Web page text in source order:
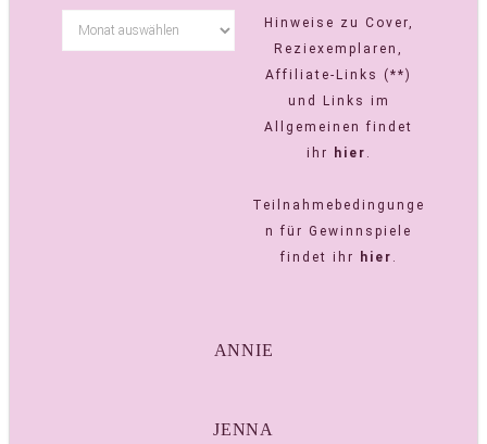
Hinweise zu Cover,
Reziexemplaren,
Affiliate-Links (**)
und Links im
Allgemeinen findet
ihr
hier .
Teilnahmebedingunge
n für Gewinnspiele
findet ihr
hier .
ANNIE
JENNA